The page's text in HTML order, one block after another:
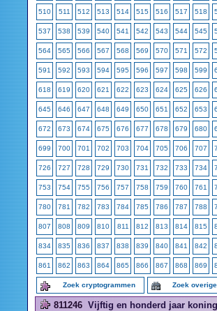
510 511 512 513 514 515 516 517 518
537 538 539 540 541 542 543 544 545
564 565 566 567 568 569 570 571 572
591 592 593 594 595 596 597 598 599
618 619 620 621 622 623 624 625 626
645 646 647 648 649 650 651 652 653
672 673 674 675 676 677 678 679 680
699 700 701 702 703 704 705 706 707
726 727 728 729 730 731 732 733 734
753 754 755 756 757 758 759 760 761
780 781 782 783 784 785 786 787 788
807 808 809 810 811 812 813 814 815
834 835 836 837 838 839 840 841 842
861 862 863 864 865 866 867 868 869
Zoek cryptogrammen Zoek
811246 Vijftig en honderd jaar